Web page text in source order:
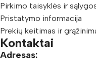
Pirkimo taisyklės ir
Pristatymo informacija
Prekių keitimas ir
Kontaktai
Adresas: